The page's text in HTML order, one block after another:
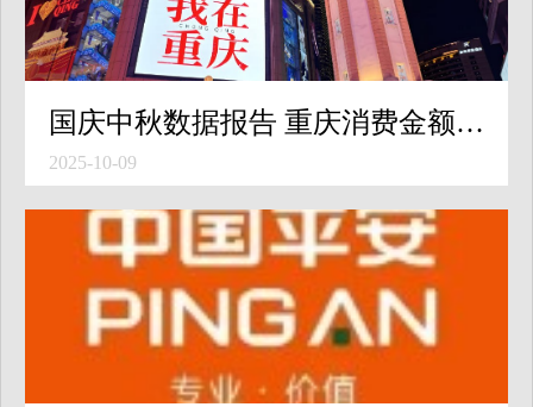
国庆中秋数据报告 重庆消费金额、笔数全国第一
2025-10-09